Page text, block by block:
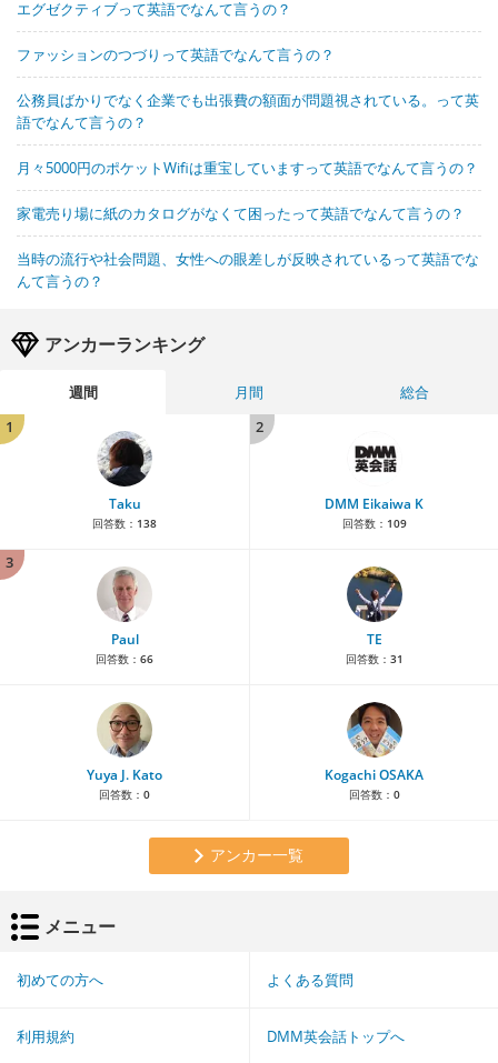
エグゼクティブって英語でなんて言うの？
ファッションのつづりって英語でなんて言うの？
公務員ばかりでなく企業でも出張費の額面が問題視されている。って英
語でなんて言うの？
月々5000円のポケットWifiは重宝していますって英語でなんて言うの？
家電売り場に紙のカタログがなくて困ったって英語でなんて言うの？
当時の流行や社会問題、女性への眼差しが反映されているって英語でな
んて言うの？
アンカーランキング
週間 月間
総合
1
Taku
回答数： 138
2
DMM Eikaiwa K
回答数： 109
3
Paul
回答数： 66
TE
回答数： 31
Yuya J. Kato
回答数： 0
Kogachi OSAKA
回答数： 0
アンカー一覧
メニュー
初めての方へ よくある質問
利用規約 DMM英会話トップへ